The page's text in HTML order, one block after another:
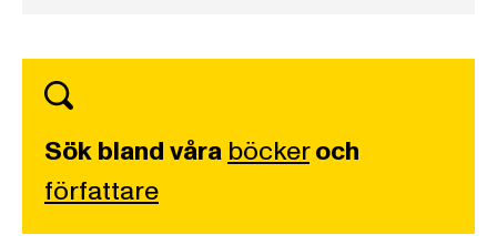
Sök bland våra böckeroch
författare